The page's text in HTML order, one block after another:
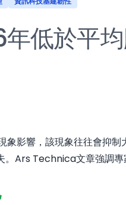
低於平
影響，該現象往往會抑
Ars Technica文章強調專